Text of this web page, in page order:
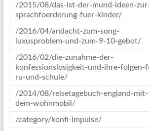
/2015/08/das-ist-der-mund-ideen-
sprachfoerderung-fuer-kinder/
/2016/04/andacht-zum-song-
luxusproblem-und-zum-9-10-gebot/
/2016/02/die-zunahme-der-
konfessionslosigkeit-und-ihre-folgen-
ru-und-schule/
/2014/08/reisetagebuch-england-mit-
dem-wohnmobil/
/category/konfi-impulse/